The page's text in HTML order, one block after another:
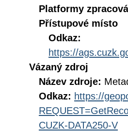
Platformy
Přístupové místo
Odkaz:
https://
Vázaný zdroj
Název zdroje:
Odkaz: https://
CUZK-DATA250-V